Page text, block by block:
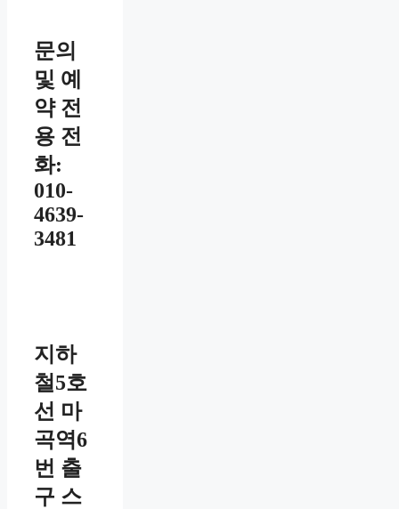
문의
및 예
약 전
용 전
화:
010-
4639-
3481
지하
철5호
선 마
곡역6
번 출
구 스